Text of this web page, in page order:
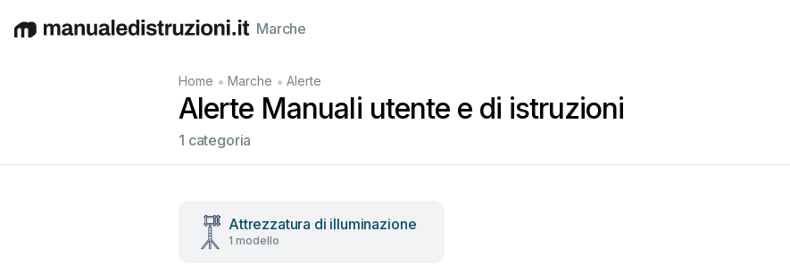
EnglishDeutschEspañol Italiano Français
Marche
Home • Marche • Alerte
Alerte Manuali utente e di istruzioni
1 categoria
Attrezzatura di illuminazione
1 modello